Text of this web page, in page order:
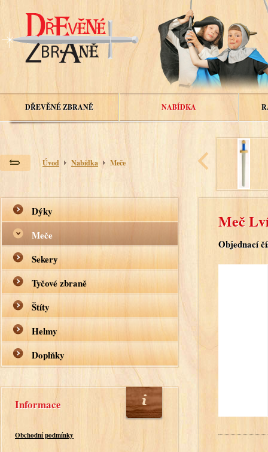
DŘEVĚNÉ ZBRANĚ NABÍDKA
Úvod Nabídka Meče
Dýky
Meče
Sekery
Tyčové zbraně
Štíty
Helmy
Doplňky
Informace
Obchodní podmínky
Meč
Objednací